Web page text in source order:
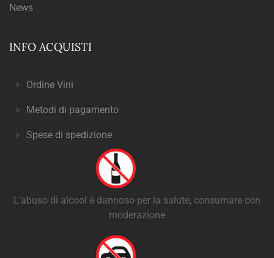
News
INFO ACQUISTI
Ordine Vini
Metodi di pagamento
Spese di spedizione
L'abuso di alcool è dannoso per la salute, consumare con
moderazione